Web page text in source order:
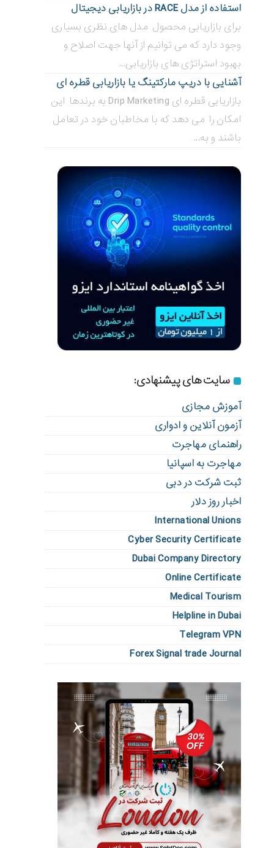
استفاده از مدل RACE در بازاریابی دیجیتال
برای بازاریابی محصول مدل های نظری بسیاری
وجود دارد که می توانیم از آنها جهت اصلاح و
بهبود استراتژی های بازاریابی...
آشنایی با دریپ مارکتینگ یا بازاریابی قطره ای
بازاریابی قطره ای Drip Marketing به برندها این
امکان را می دهد که با مخاطبان خود در تعامل
باشند و به...
سایت های پیشنهادی:
آموزش مجازی
آزمون آنلاین و ادواری
راهنمای مهاجرت
مهاجرت به اسپانیا
ثبت شرکت در دبی
اخبار روز دلار
International Unions
Cyber Security Certificate
Dubai Company Directory
Online Certificate
Medical Tourism
Helpline in Dubai
Telegram VPN
Forex Signal trade Journal